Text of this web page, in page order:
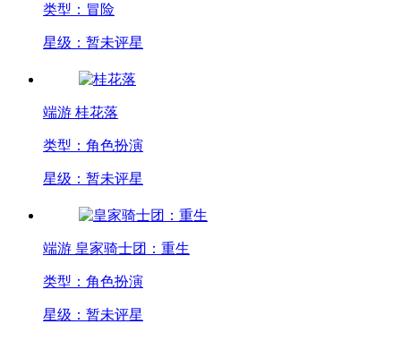
类型：冒险
星级：暂未评星
端游 桂花落
类型：角色扮演
星级：暂未评星
端游 皇家骑士团：重生
类型：角色扮演
星级：暂未评星